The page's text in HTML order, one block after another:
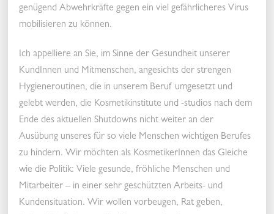
genügend Abwehrkräfte gegen ein viel gefährlicheres Virus
mobilisieren zu können.
Ich appelliere an Sie, im Sinne der Gesundheit unserer
KundInnen und Mitmenschen, angesichts der strengen
Hygieneroutinen, die in unserem Beruf umgesetzt und
gelebt werden, die Kosmetikinstitute und -studios nach dem
Ende des aktuellen Shutdowns nicht weiter an der
Ausübung unseres für so viele Menschen wichtigen Berufes
zu hindern. Wir möchten als KosmetikerInnen das Gleiche
wie die Politik: Viele gesunde, fröhliche Menschen und
Mitarbeiter – in einer sehr geschützten Arbeits- und
Kundensituation. Wir wollen vorbeugen, Rat geben,